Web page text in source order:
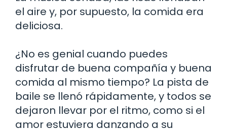
el aire y, por supuesto, la comida era
deliciosa.
¿No es genial cuando puedes
disfrutar de buena compañía y buena
comida al mismo tiempo? La pista de
baile se llenó rápidamente, y todos se
dejaron llevar por el ritmo, como si el
amor estuviera danzando a su